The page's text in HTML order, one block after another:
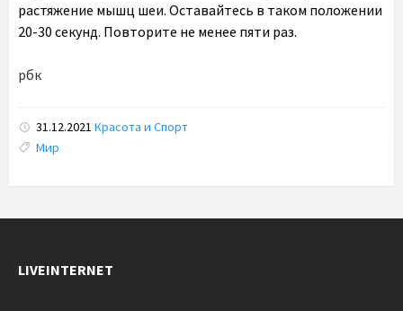
растяжение мышц шеи. Оставайтесь в таком положении
20-30 секунд. Повторите не менее пяти раз.
рбк
31.12.2021 Красота и Спорт
Tags:
Мир
LIVEINTERNET